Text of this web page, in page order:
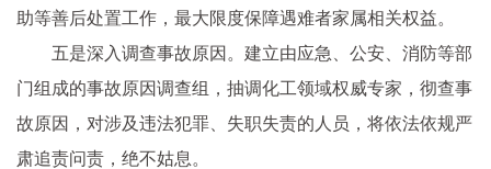
助等善后处置工作，最大限度保障遇难者家属相关权益。
五是深入调查事故原因。建立由应急、公安、消防等部
门组成的事故原因调查组，抽调化工领域权威专家，彻查事
故原因，对涉及违法犯罪、失职失责的人员，将依法依规严
肃追责问责，绝不姑息。